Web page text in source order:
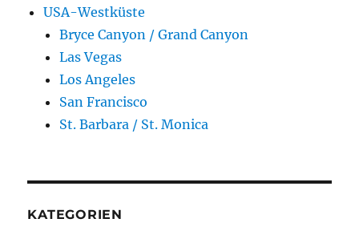
USA-Westküste
Bryce Canyon / Grand Canyon
Las Vegas
Los Angeles
San Francisco
St. Barbara / St. Monica
KATEGORIEN